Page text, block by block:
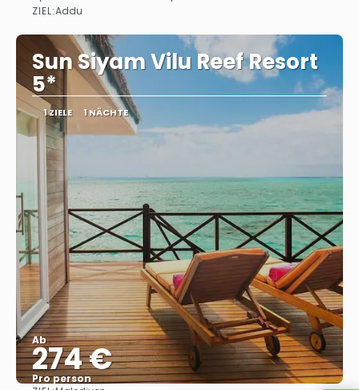
Sehen
ZIEL:Addu
Sun Siyam Vilu Reef Resort
5*
1 ZIELE 1 NÄCHTE
Ab
274 €
Pro person